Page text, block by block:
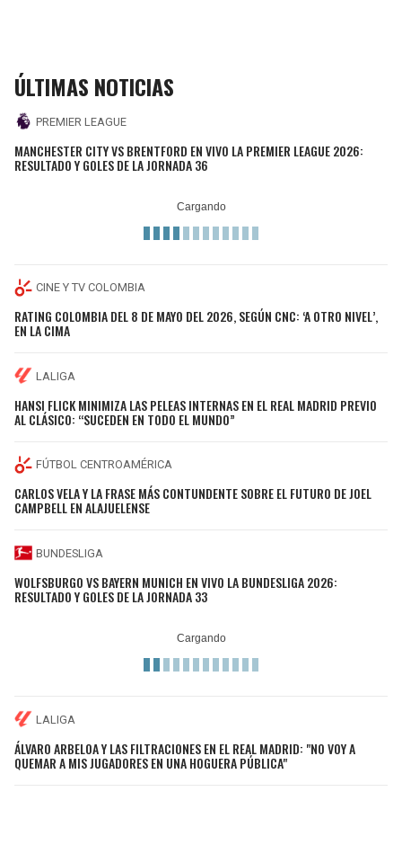
ÚLTIMAS NOTICIAS
PREMIER LEAGUE
MANCHESTER CITY VS BRENTFORD EN VIVO LA PREMIER LEAGUE 2026:
RESULTADO Y GOLES DE LA JORNADA 36
CINE Y TV COLOMBIA
RATING COLOMBIA DEL 8 DE MAYO DEL 2026, SEGÚN CNC: ‘A OTRO NIVEL’,
EN LA CIMA
LALIGA
HANSI FLICK MINIMIZA LAS PELEAS INTERNAS EN EL REAL MADRID PREVIO
AL CLÁSICO: “SUCEDEN EN TODO EL MUNDO”
FÚTBOL CENTROAMÉRICA
CARLOS VELA Y LA FRASE MÁS CONTUNDENTE SOBRE EL FUTURO DE JOEL
CAMPBELL EN ALAJUELENSE
BUNDESLIGA
WOLFSBURGO VS BAYERN MUNICH EN VIVO LA BUNDESLIGA 2026:
RESULTADO Y GOLES DE LA JORNADA 33
LALIGA
ÁLVARO ARBELOA Y LAS FILTRACIONES EN EL REAL MADRID: "NO VOY A
QUEMAR A MIS JUGADORES EN UNA HOGUERA PÚBLICA"